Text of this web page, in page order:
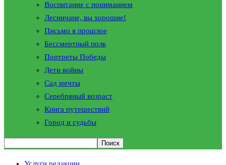
Воспитание с пониманием
Лесничане, вы хорошие!
Письмо в прошлое
Бессмертный полк
Портреты Победы
Дети войны
Сад мечты
Серебряный возраст
Книга путешествий
Город и судьбы